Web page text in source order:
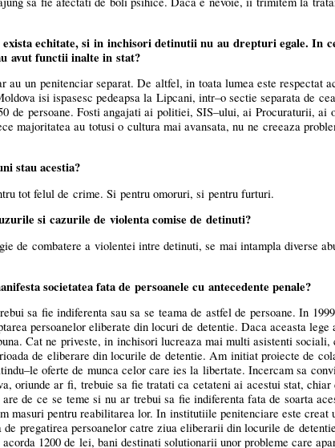
echitate, si in inchisori detinutii nu au drepturi egale. In
avut functii inalte in stat?
un penitenciar separat. De altfel, in toata lumea este respectat
isi ispasesc pedeapsa la Lipcani, intr–o sectie separata de
de persoane. Fosti angajati ai politiei, SIS–ului, ai Procuraturii, ai
majoritatea au totusi o cultura mai avansata, nu ne creeaza
stau acestia?
tot felul de crime. Si pentru omoruri, si pentru furturi.
si cazurile de violenta comise de detinuti?
de combatere a violentei intre detinuti, se mai intampla diverse
societatea fata de persoanele cu antecedente penale?
sa fie indiferenta sau sa se teama de astfel de persoane. In
persoanelor eliberate din locuri de detentie. Daca aceasta
Cat ne priveste, in inchisori lucreaza mai multi asistenti sociali,
de eliberare din locurile de detentie. Am initiat proiecte de
oferte de munca celor care ies la libertate. Incercam sa
oriunde ar fi, trebuie sa fie tratati ca cetateni ai acestui stat, chiar
de ce se teme si nu ar trebui sa fie indiferenta fata de soarta
masuri pentru reabilitarea lor. In institutiile penitenciare este creat
pregatirea persoanelor catre ziua eliberarii din locurile de
1200 de lei, bani destinati solutionarii unor probleme care